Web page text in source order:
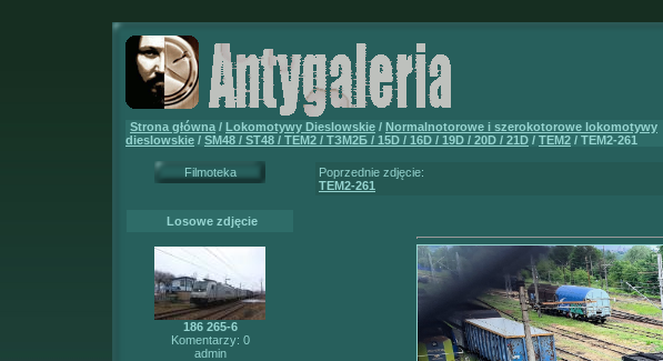
Strona główna / Lokomotywy Dieslowskie / Normalnotorowe i szerokotorowe lokomotywy
dieslowskie / SM48 / ST48 / TEM2 / ТЗМ2Б / 15D / 16D / 19D / 20D / 21D / TEM2 / TEM2-261
Filmoteka
Losowe zdjęcie
186 265-6
Komentarzy: 0
admin
Poprzednie zdjęcie:
TEM2-261